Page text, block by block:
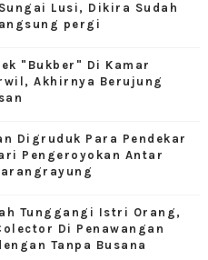
Lusi, Dikira Sudah
pergi
"Bukber" Di Kamar
Akhirnya Berujung
Digruduk Para Pendekar
Pengeroyokan Antar
Tunggangi Istri Orang,
Di Penawangan
Tanpa Busana